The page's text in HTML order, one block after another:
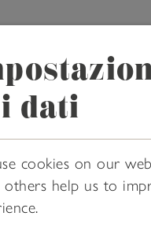
dati
cookies on our
others help us to